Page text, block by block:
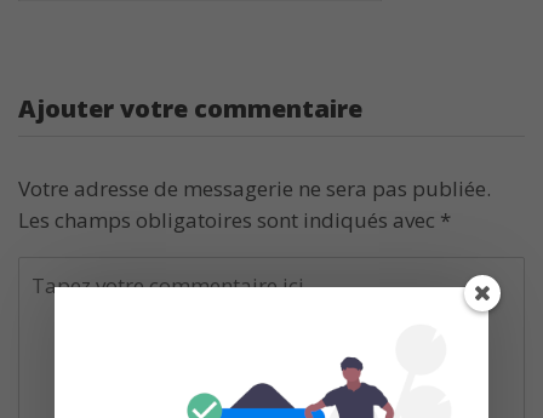
Ajouter votre commentaire
Votre adresse de messagerie ne sera pas publiée.
Les champs obligatoires sont indiqués avec *